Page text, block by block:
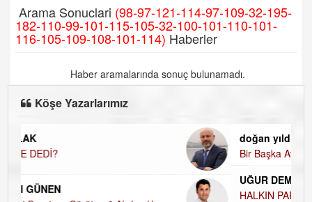
Arama Sonuclari (98-97-121-114-97-109-32-195-
182-110-99-101-115-105-32-100-101-110-101-
116-105-109-108-101-114) Haberler
Haber aramalarında sonuç bulunamadı.
Köşe Yazarlarımız
Bir Başka Avrupa!
UĞUR DEMİROĞLU